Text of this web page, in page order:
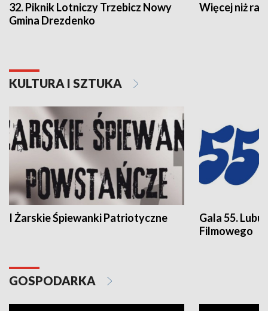
32. Piknik Lotniczy Trzebicz Nowy
Gmina Drezdenko
Więcej niż rajd
KULTURA I SZTUKA
I Żarskie Śpiewanki Patriotyczne
Gala 55.
Filmowego
GOSPODARKA